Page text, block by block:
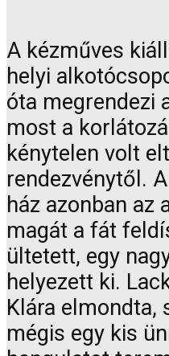
A kézműves
helyi
óta megrendezi
most a
kénytelen volt
rendezvénytől.
ház azonban az
magát a fát
ültetett, egy
helyezett ki.
Klára elmondta,
mégis egy kis